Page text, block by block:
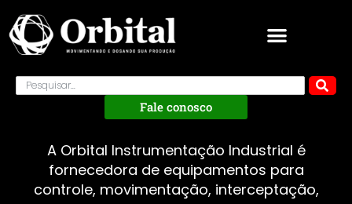
Fale conosco
A Orbital Instrumentação Industrial é
fornecedora de equipamentos para
controle, movimentação, interceptação,